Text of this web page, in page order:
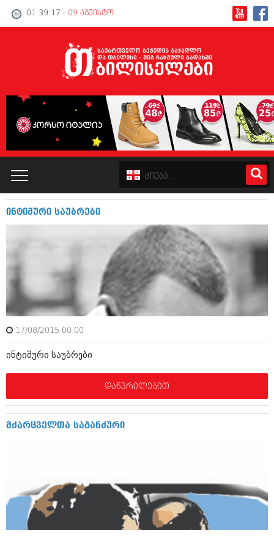
01:39:17 - 09 აგვისტო
პოლიტიკა
ინტერვიუები
საზოგადოება
მოდი, ვილაპარაკოთ
მედიცინა
სპორტი
კატალოგი
ინტერვიუები
ამბები
საზოგადოება
მოდი, ვილაპარაკოთ
მედიცინა
კულინარია
ავტორჩევები
ბელადები
ინტიმური საუბრები
17/08/2015 00:00
ინტიმური საუბრები
დაწვრილებით
მძარცველთა საგანძური